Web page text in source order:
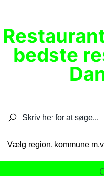
bedste
Vælg region, kommune m.v.